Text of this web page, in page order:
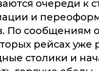
очереди к
и
По сообщениям
рейсах уже
столики и